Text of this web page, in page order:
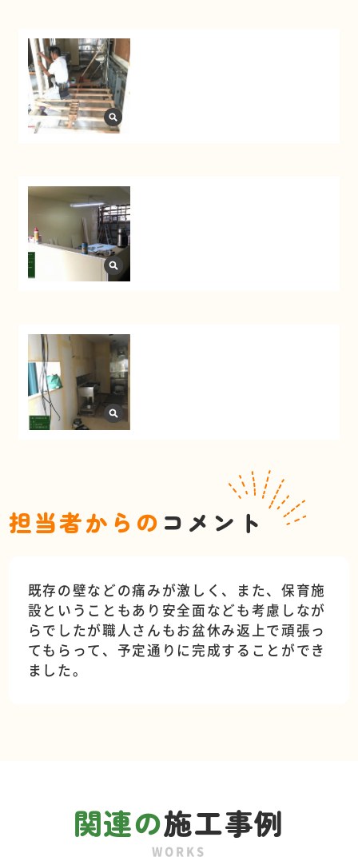
担当者からの コメント
既存の壁などの痛みが激しく、また、保育施
設ということもあり安全面なども考慮しなが
らでしたが職人さんもお盆休み返上で頑張っ
てもらって、予定通りに完成することができ
ました。
関連の施工事例
WORKS